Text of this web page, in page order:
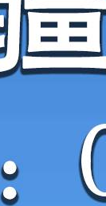
中心
赌钱